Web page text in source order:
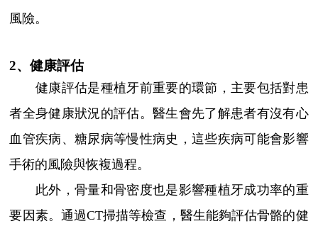
風險。
2、健康評估
健康評估是種植牙前重要的環節，主要包括對患
者全身健康狀況的評估。醫生會先了解患者有沒有心
血管疾病、糖尿病等慢性病史，這些疾病可能會影響
手術的風險與恢複過程。
此外，骨量和骨密度也是影響種植牙成功率的重
要因素。通過CT掃描等檢查，醫生能夠評估骨骼的健